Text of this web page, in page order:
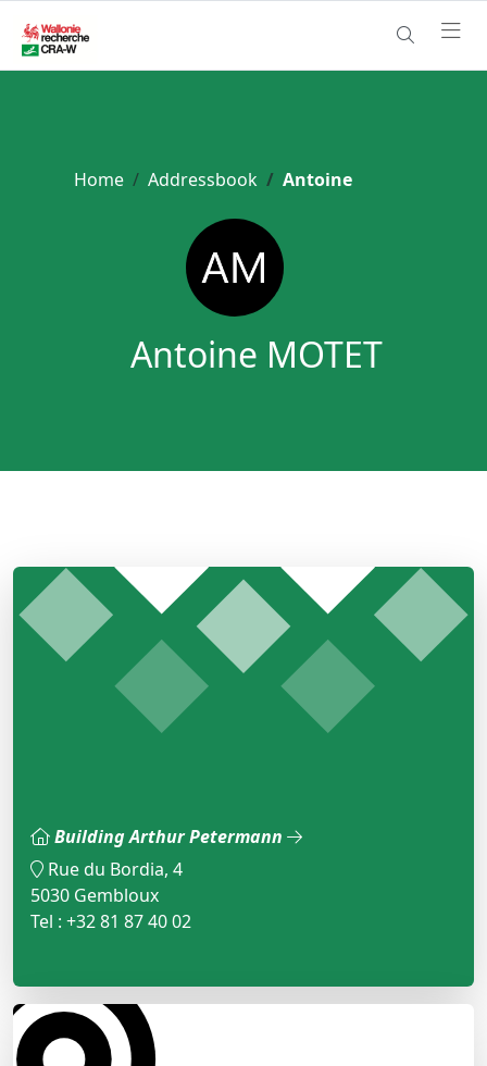
Home Addressbook Antoine
Antoine MOTET
Building Arthur Petermann
Rue du Bordia, 4
5030 Gembloux
Tel : +32 81 87 40 02